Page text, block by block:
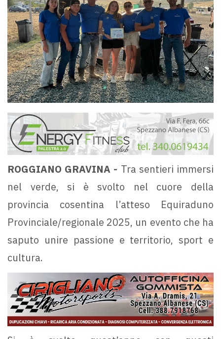
ROGGIANO GRAVINA - Tra sentieri immersi
nel verde, si è svolto nel cuore della
provincia cosentina l’atteso Equiraduno
Provinciale/regionale 2025, un evento che ha
saputo unire passione e territorio, sport e
cultura.